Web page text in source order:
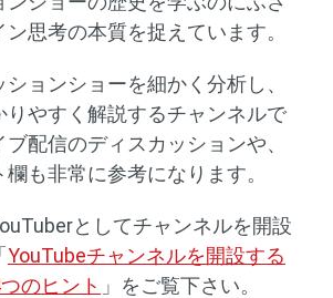
思考の本質を捉えています。
ョンショーを細かく分析し、
りやすく解説するチャンネルで
配信のディスカッションや、
も非常に参考になります。
としてチャンネルを開設
YouTubeチャンネルを開設する
のヒント 」をご覧下さい。